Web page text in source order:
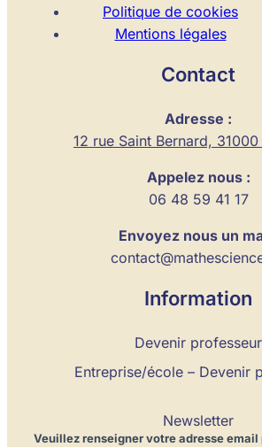
Politique de cookies
Mentions légales
Contact
Adresse :
12 rue Saint Bernard,
Appelez nous :
06 48 59 41 17
Envoyez nous un
Information
Devenir professeur
Entreprise/école – Devenir
Newsletter
Veuillez renseigner votre adresse